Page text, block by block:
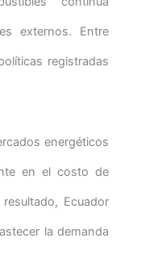
externos. Entre
registradas
energéticos
en el costo de
Ecuador
la demanda